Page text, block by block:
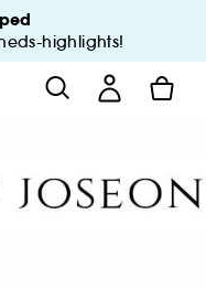
highlights!